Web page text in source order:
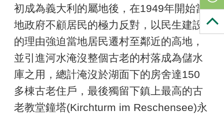
初成為義大利的屬地後，在1949年開始當
地政府不顧居民的極力反對，以民生建設
的理由強迫當地居民遷村至鄰近的高地，
並引進河水淹沒整個古老的村落成為儲水
庫之用，總計淹沒於湖面下的房舍達150
多棟古老住戶，最後獨留下鎮上最高的古
老教堂鐘塔(Kirchturm im Reschensee)永